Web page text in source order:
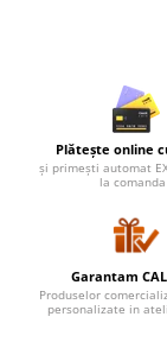
Halate si pijamale
Seturi elegante femei
Pijamale de copii
Pijamale BIG SIZE femei
Cadouri ocazii
Plătește online
și primești automat
la
Garantam
Produselor
personalizate in